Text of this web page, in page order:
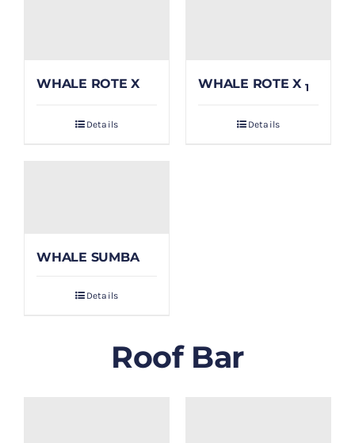
WHALE ROTE X
Details
WHALE ROTE X 1
Details
WHALE SUMBA
Details
Roof Bar